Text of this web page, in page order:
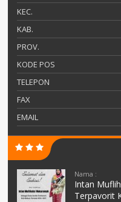
KEC.
KAB.
PROV.
KODE POS
TELEPON
FAX
EMAIL
Nama :
Intan
Terpavorit